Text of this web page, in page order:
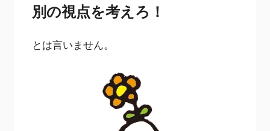
別の視点を考えろ！
とは言いません。